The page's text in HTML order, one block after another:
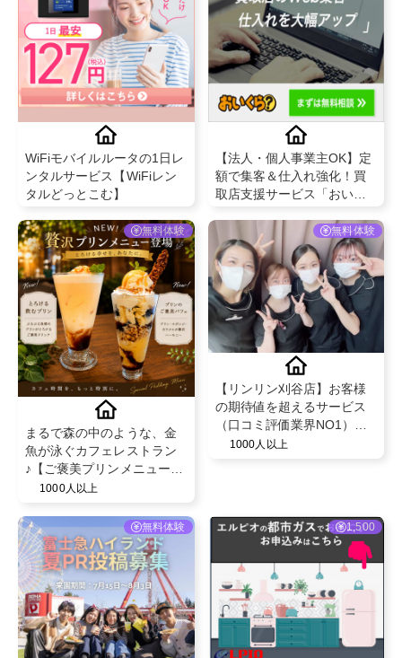
WiFiモバイルルータの1日レ
ンタルサービス【WiFiレン
タルどっとこむ】
【法人・個人事業主OK】定
額で集客＆仕入れ強化！買
取店支援サービス「おいく
無料体験
まるで森の中のような、金
魚が泳ぐカフェレストラン
♪【ご褒美プリンメニュー】
＠poissondorkyoto
1000人以上
無料体験
【リンリン刈谷店】お客様
の期待値を超えるサービス
（口コミ評価業界NO1）と
既存のお客様からの紹介率
1000人以上
無料体験 1,500